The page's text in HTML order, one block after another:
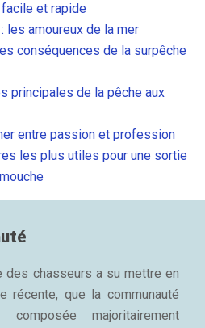
facile et rapide
les amoureux de la mer
conséquences de la surpêche
principales de la pêche aux
entre passion et profession
les plus utiles pour une sortie
des chasseurs a su mettre en
récente, que la communauté
majoritairement